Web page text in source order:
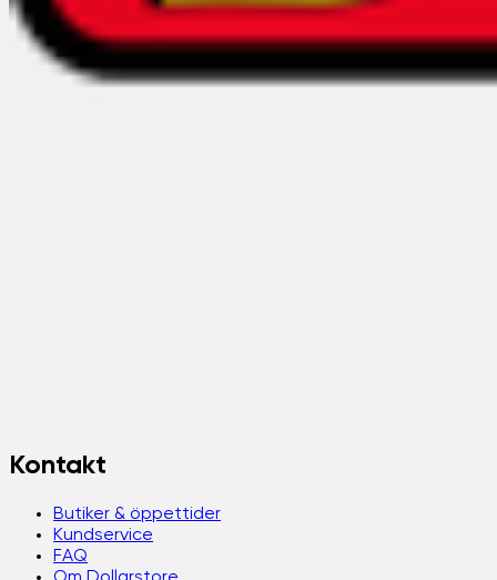
Kontakt
Butiker & öppettider
Kundservice
FAQ